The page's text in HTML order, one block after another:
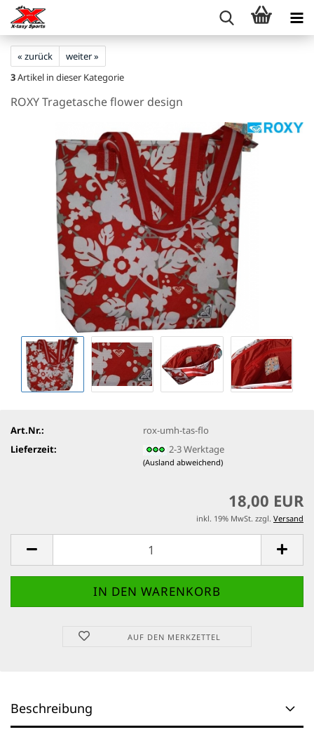
« zurück
weiter »
3Artikel in dieser Kategorie
ROXY Tragetasche flower design
Art.Nr.:
rox-umh-tas-flo
Lieferzeit:
2-3 Werktage
(Ausland abweichend)
18,00 EUR
inkl. 19% MwSt. zzgl. Versand
AUF DEN MERKZETTEL
Beschreibung